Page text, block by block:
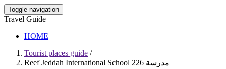
Toggle navigation
Travel Guide
HOME
Tourist places guide /
Reef Jeddah International School مدرسة 226